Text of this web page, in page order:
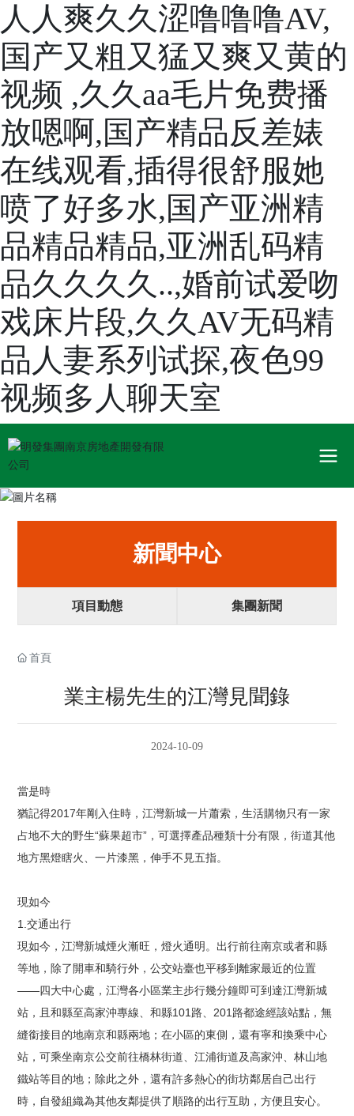
人人爽久久涩噜噜噜AV,
国产又粗又猛又爽又黄的
视频 ,久久aa毛片免费播
放嗯啊,国产精品反差婊
在线观看,插得很舒服她
喷了好多水,国产亚洲精
品精品精品,亚洲乱码精
品久久久久..,婚前试爱吻
戏床片段,久久AV无码精
品人妻系列试探,夜色99
视频多人聊天室
新聞中心
項目動態 集團新聞
首頁
業主楊先生的江灣見聞錄
2024-10-09
當是時
猶記得2017年剛入住時，江灣新城一片蕭索，生活購物只有一家
占地不大的野生“蘇果超市”，可選擇產品種類十分有限，街道其他
地方黑燈瞎火、一片漆黑，伸手不見五指。
現如今
1.交通出行
現如今，江灣新城煙火漸旺，燈火通明。出行前往南京或者和縣
等地，除了開車和騎行外，公交站臺也平移到離家最近的位置
——四大中心處，江灣各小區業主步行幾分鐘即可到達江灣新城
站，且和縣至高家沖專線、和縣101路、201路都途經該站點，無
縫銜接目的地南京和縣兩地；在小區的東側，還有寧和換乘中心
站，可乘坐南京公交前往橋林街道、江浦街道及高家沖、林山地
鐵站等目的地；除此之外，還有許多熱心的街坊鄰居自己出行
時，自發組織為其他友鄰提供了順路的出行互助，方便且安心。